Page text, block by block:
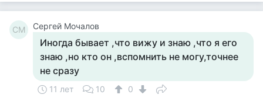
СМ Сергей Мочалов
Иногда бывает ,что вижу и знаю ,что я его
знаю ,но кто он ,вспомнить не могу,точнее
не сразу
11 лет 10
0